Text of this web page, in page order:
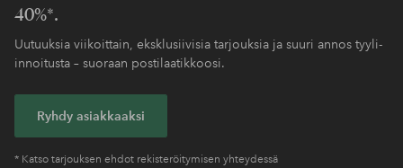
40%*.
Uutuuksia viikoittain, eksklusiivisia tarjouksia ja suuri annos tyyli-
innoitusta – suoraan postilaatikkoosi.
Ryhdy asiakkaaksi
* Katso tarjouksen ehdot rekisteröitymisen yhteydessä